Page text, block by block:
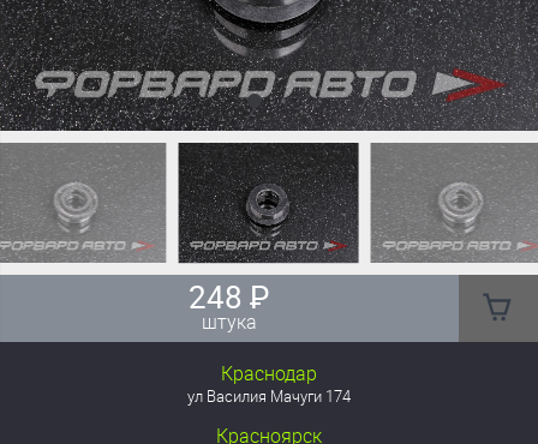
248₽
штука
Краснодар
ул Василия Мачуги 174
Красноярск